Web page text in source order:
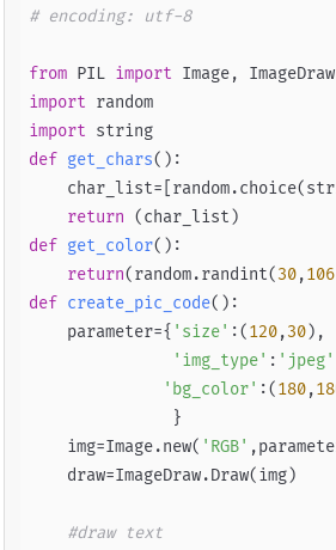
# encoding: utf-8
from PIL import
import
random
import
string
def get_chars():
return
def get_color():
return(random.randint(30,106
def create_pic_code():
    parameter={
'size' :(120,30),
'img_type' : 'jpeg'
'bg_color' :(180,
               }
    img=Image.new(
'RGB'
    draw=ImageDraw.Draw(img)
#draw text